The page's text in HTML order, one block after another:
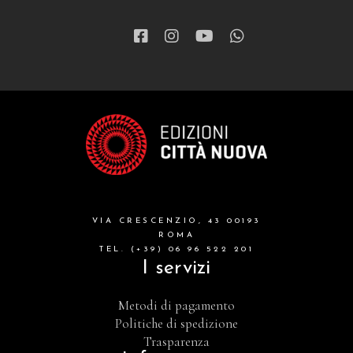
VIA CRESCENZIO, 43 00193
ROMA
TEL. (+39) 06 96 522 201
I servizi
Metodi di pagamento
Politiche di spedizione
Trasparenza